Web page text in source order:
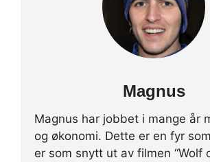
Magnus
Magnus har jobbet i mange år
og økonomi. Dette er en fyr
er som snytt ut av filmen “Wolf